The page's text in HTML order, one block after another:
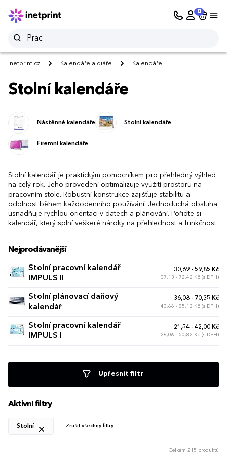
0
Inetprint.cz Kalendáře a diáře Kalendáře
Stolní kalendáře
Nástěnné kalendáře Stolní kalendáře
Firemní kalendáře
Stolní kalendář je praktickým pomocníkem pro přehledný výhled
na celý rok. Jeho provedení optimalizuje využití prostoru na
pracovním stole. Robustní konstrukce zajišťuje stabilitu a
odolnost během každodenního používání. Jednoduchá obsluha
usnadňuje rychlou orientaci v datech a plánování. Pořiďte si
kalendář, který splní veškeré nároky na přehlednost a funkčnost.
Nejprodávanější
Stolní pracovní kalendář
IMPULS II
30,69 - 59,85 Kč
37,13 - 72,42 Kč (s DPH)
Stolní plánovací daňový
kalendář
36,08 - 70,35 Kč
43,66 - 85,12 Kč (s DPH)
Stolní pracovní kalendář
IMPULS I
21,54 - 42,00 Kč
26,06 - 50,82 Kč (s DPH)
Upřesnit filtr
Aktivní filtry
Stolní Zrušit všechny filtry
Celkem 215 produktů